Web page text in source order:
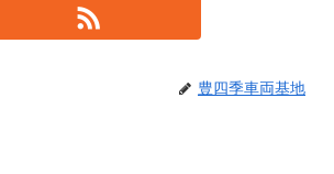
豊四季車両基地